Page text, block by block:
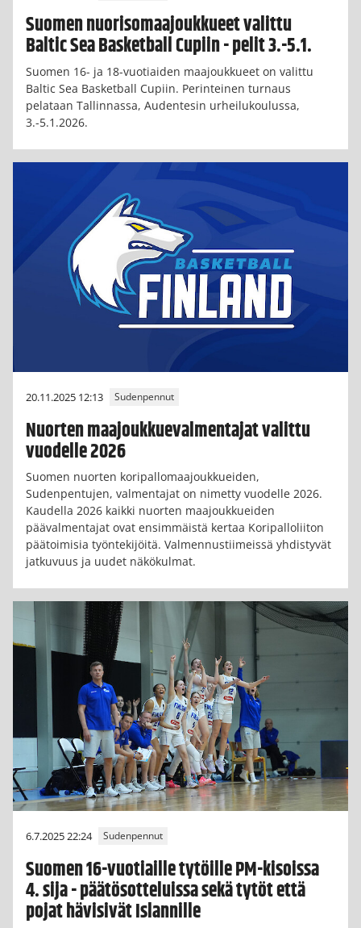
Suomen nuorisomaajoukkueet valittu
Baltic Sea Basketball Cupiin - pelit 3.-5.1.
Suomen 16- ja 18-vuotiaiden maajoukkueet on valittu
Baltic Sea Basketball Cupiin. Perinteinen turnaus
pelataan Tallinnassa, Audentesin urheilukoulussa,
3.-5.1.2026.
20.11.2025 12:13 Sudenpennut
Nuorten maajoukkuevalmentajat valittu
vuodelle 2026
Suomen nuorten koripallomaajoukkueiden,
Sudenpentujen, valmentajat on nimetty vuodelle 2026.
Kaudella 2026 kaikki nuorten maajoukkueiden
päävalmentajat ovat ensimmäistä kertaa Koripalloliiton
päätoimisia työntekijöitä. Valmennustiimeissä yhdistyvät
jatkuvuus ja uudet näkökulmat.
6.7.2025 22:24 Sudenpennut
Suomen 16-vuotiaille tytöille PM-kisoissa
4. sija - päätösotteluissa sekä tytöt että
pojat hävisivät Islannille